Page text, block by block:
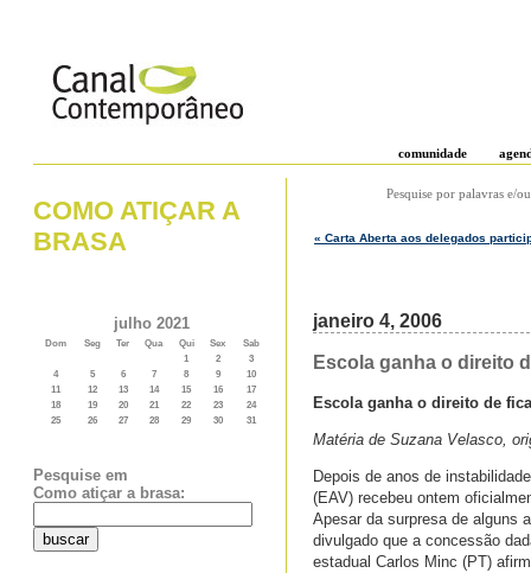
comunidade
COMO ATIÇAR A
BRASA
julho 2021
Dom Seg Ter Qua Qui Sex
Sab
1
2
3
4
5 6 7 8 9
10
11
12 13 14 15 16
17
18
19 20 21 22 23
24
25
26 27 28 29 30 31
Pesquise em
Como atiçar a brasa:
Pesquise por palavras e/
« Carta Aberta aos delegados
janeiro 4, 2006
Escola ganha o direito
Escola ganha o direito de
Matéria de Suzana Velasco,
Depois de anos de
(EAV) recebeu ontem
Apesar da surpresa de alguns
divulgado que a concessão
estadual Carlos Minc (PT)